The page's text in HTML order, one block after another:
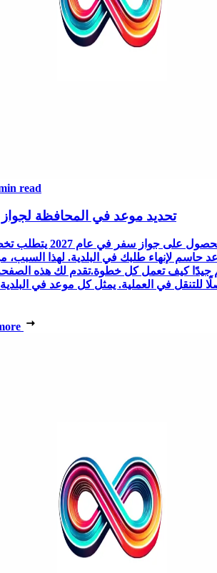
read
تحديد موعد في المحافظة لجواز
الحصول على جواز سفر
حاسم لإنهاء طلبك في البلدية. لهذا
جيدًا كيف تعمل كل خطوة.تقدم لك هذه الصفحة
للتنقل في العملية. يمثل كل موعد في